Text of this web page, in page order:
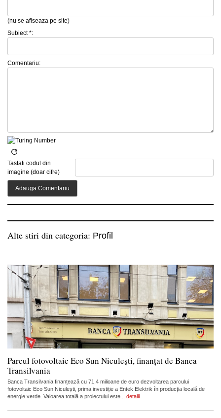
(nu se afiseaza pe site)
Subiect *:
Comentariu:
Tastati codul din
imagine (doar cifre)
Alte stiri din categoria: Profil
Parcul fotovoltaic Eco Sun Niculești, finanțat de Banca
Transilvania
Banca Transilvania finanțează cu 71,4 milioane de euro dezvoltarea parcului
fotovoltaic Eco Sun Niculești, prima investiție a Entek Elektrik în producția locală de
energie verde. Valoarea totală a proiectului este... detalii